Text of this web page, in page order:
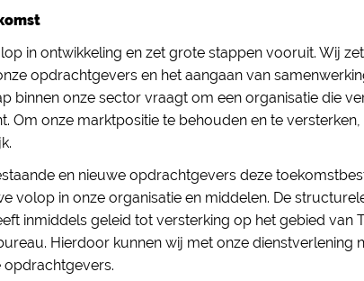
in ontwikkeling en zet grote stappen vooruit. Wij
opdrachtgevers en het aangaan van
binnen onze sector vraagt om een organisatie die
Om onze marktpositie te behouden en te
en nieuwe opdrachtgevers deze
volop in onze organisatie en middelen. De
inmiddels geleid tot versterking op het gebied van
Hierdoor kunnen wij met onze dienstverlening
opdrachtgevers.